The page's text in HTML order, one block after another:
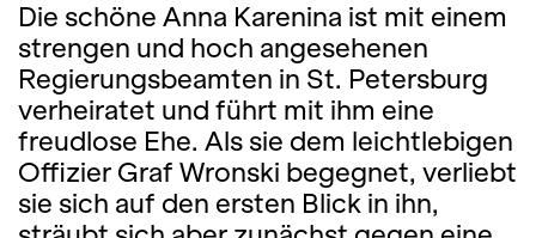
Die schöne Anna Karenina ist mit einem
strengen und hoch angesehenen
Regierungsbeamten in St. Petersburg
verheiratet und führt mit ihm eine
freudlose Ehe. Als sie dem leichtlebigen
Offizier Graf Wronski begegnet, verliebt
sie sich auf den ersten Blick in ihn,